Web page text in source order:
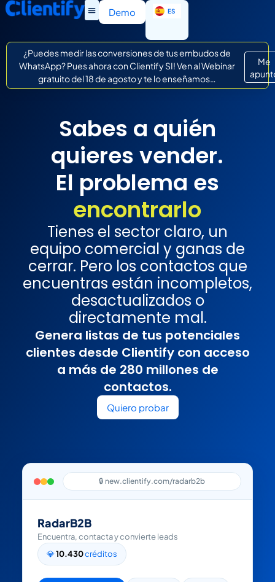
Demo ES
IT
¿Puedes medir las conversiones de tus embudos de
WhatsApp? Pues ahora con Clientify SI! Ven al Webinar
gratuito del 18 de agosto y te lo enseñamos…
Me
Sabes a quién
quieres vender.
El problema es
encontrarlo
Tienes el sector claro, un
equipo comercial y ganas de
cerrar. Pero los contactos que
encuentras están incompletos,
desactualizados o
directamente mal.
Genera listas de tus potenciales
clientes desde Clientify con acceso
a más de 280 millones de
contactos.
Quiero probar
🔒 new.clientify.com/radarb2b
RadarB2B
Encuentra, contacta y convierte leads
💎10.430créditos